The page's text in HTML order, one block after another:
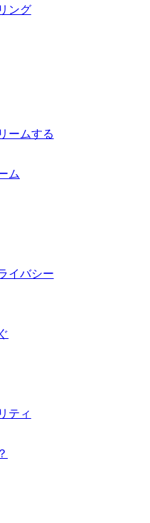
ング
ームする
ム
イバシー
ティ